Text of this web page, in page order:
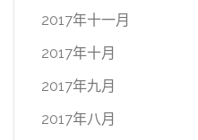
2017年十一月
2017年十月
2017年九月
2017年八月